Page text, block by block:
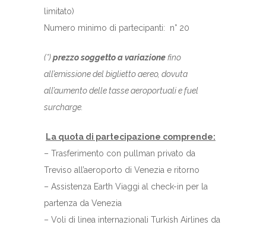
limitato)
Numero minimo di partecipanti: n° 20
(*)prezzosoggetto a variazionefino
all’emissione del biglietto aereo, dovuta
all’aumento delle tasse aeroportuali e fuel
surcharge.
La quota di partecipazione comprende:
– Trasferimento con pullman privato da
Treviso all’aeroporto di Venezia e ritorno
– Assistenza Earth Viaggi al check-in per la
partenza da Venezia
– Voli di linea internazionali Turkish Airlines da